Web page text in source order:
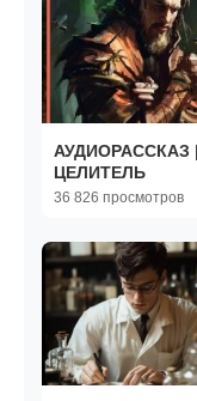
ЦЕЛИТЕЛЬ
36 826 просмотров